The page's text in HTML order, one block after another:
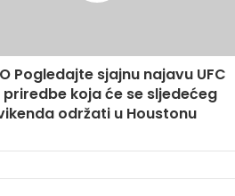
Pogledajte sjajnu najavu UFC
priredbe koja će se sljedećeg
održati u Houstonu